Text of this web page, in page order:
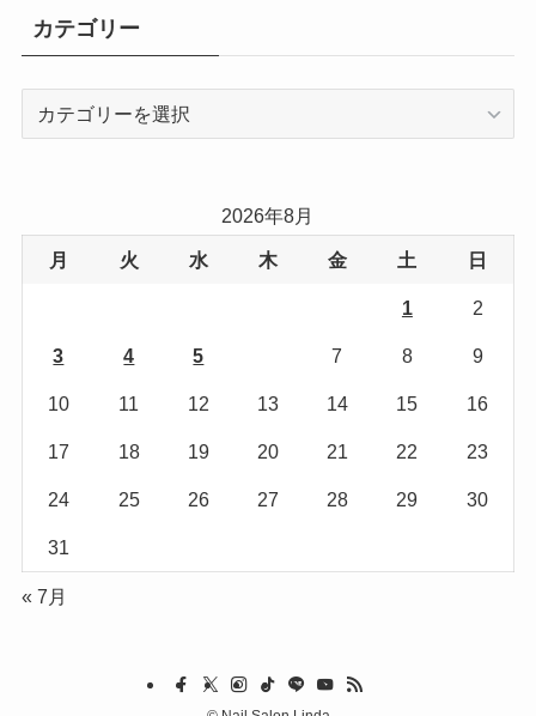
カテゴリー
2026年8月
月 火 水 木 金 土 日
1 2
3 4 5 7 8 9
10 11 12 13 14 15 16
17 18 19 20 21 22 23
24 25 26 27 28 29 30
31
« 7月